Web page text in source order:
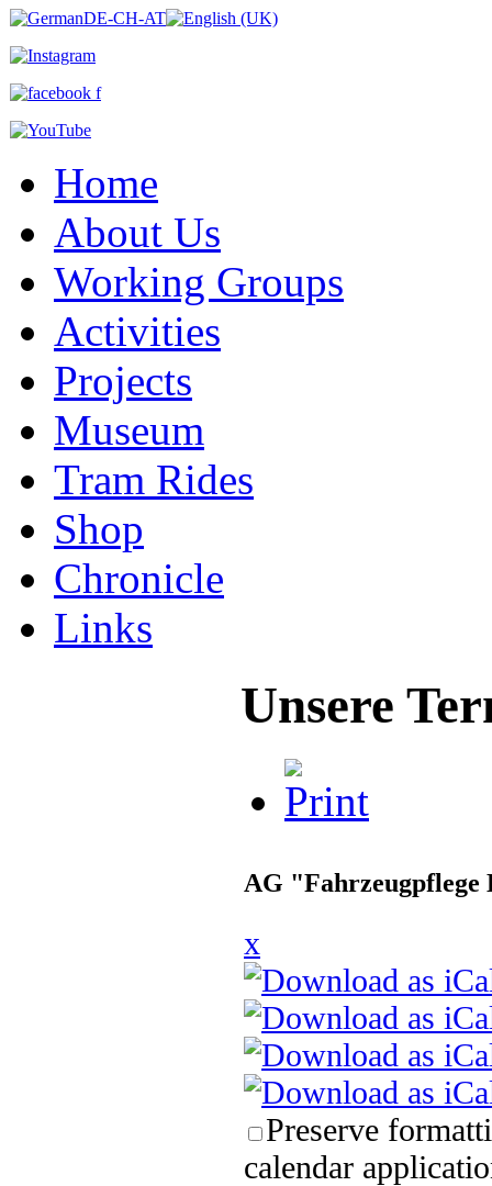
Home
About Us
Working Groups
Activities
Projects
Museum
Tram Rides
Shop
Chronicle
Links
Unsere
AG "Fahrzeugpflege
x
Preserve
calendar